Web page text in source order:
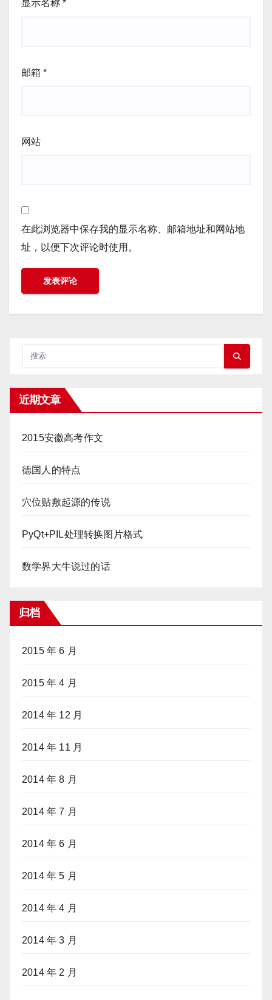
显示名称 *
邮箱 *
网站
在此浏览器中保存我的显示名称、邮箱地址和网站地
址，以便下次评论时使用。
近期文章
2015安徽高考作文
德国人的特点
穴位贴敷起源的传说
PyQt+PIL处理转换图片格式
数学界大牛说过的话
归档
2015 年 6 月
2015 年 4 月
2014 年 12 月
2014 年 11 月
2014 年 8 月
2014 年 7 月
2014 年 6 月
2014 年 5 月
2014 年 4 月
2014 年 3 月
2014 年 2 月